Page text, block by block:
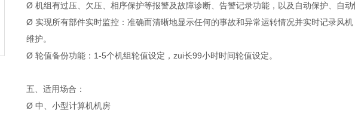
Ø 机组有过压、欠压、相序保护等报警及故障诊断、告警记录功能，以及自动保护、自动
Ø 实现所有部件实时监控：准确而清晰地显示任何的事故和异常运转情况并实时记录风
维护。
Ø 轮值备份功能：1-5个机组轮值设定，zui长99小时时间轮值设定。
五、适用场合：
Ø 中、小型计算机机房